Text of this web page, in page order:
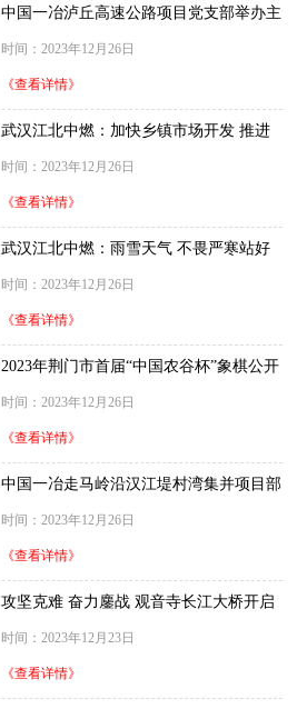
中国一冶泸丘高速公路项目党支部举办主
时间：2023年12月26日
《查看详情》
武汉江北中燃：加快乡镇市场开发 推进
时间：2023年12月26日
《查看详情》
武汉江北中燃：雨雪天气 不畏严寒站好
时间：2023年12月26日
《查看详情》
2023年荆门市首届“中国农谷杯”象棋公开
时间：2023年12月26日
《查看详情》
中国一冶走马岭沿汉江堤村湾集并项目部
时间：2023年12月26日
《查看详情》
攻坚克难 奋力鏖战 观音寺长江大桥开启
时间：2023年12月23日
《查看详情》